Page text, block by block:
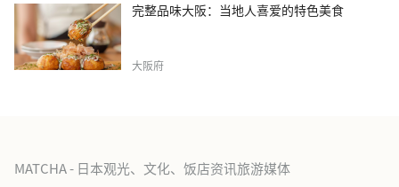
完整品味大阪：当地人喜爱的特色美食
大阪府
MATCHA - 日本观光、文化、饭店资讯旅游媒体